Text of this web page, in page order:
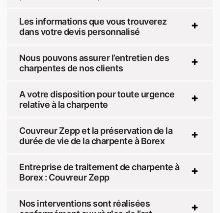
Les informations que vous trouverez
dans votre devis personnalisé
Nous pouvons assurer l’entretien des
charpentes de nos clients
A votre disposition pour toute urgence
relative à la charpente
Couvreur Zepp et la préservation de la
durée de vie de la charpente à Borex
Entreprise de traitement de charpente à
Borex : Couvreur Zepp
Nos interventions sont réalisées